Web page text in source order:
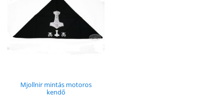
Mjollnir mintás motoros
kendő